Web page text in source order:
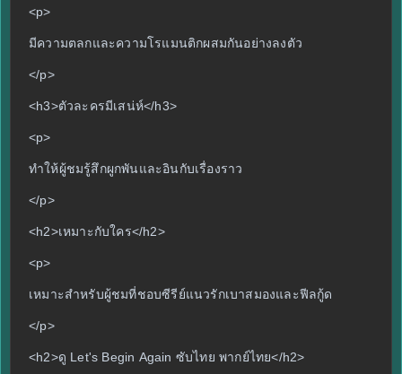
<p>
มีความตลกและความโรแมนติกผสมกันอย่างลงตัว
</p>
<h3>ตัวละครมีเสน่ห์</h3>
<p>
ทำให้ผู้ชมรู้สึกผูกพันและอินกับเรื่องราว
</p>
<h2>เหมาะกับใคร</h2>
<p>
เหมาะสำหรับผู้ชมที่ชอบซีรีย์แนวรักเบาสมองและฟีลกู้ด
</p>
<h2>ดู Let's Begin Again ซับไทย พากย์ไทย</h2>